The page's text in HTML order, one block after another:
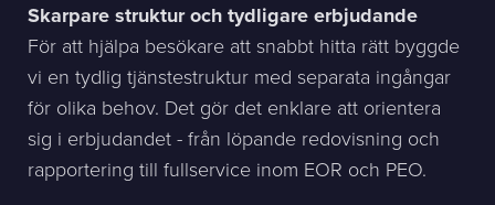
Skarpare struktur och tydligare erbjudande
För att hjälpa besökare att snabbt hitta rätt byggde
vi en tydlig tjänstestruktur med separata ingångar
för olika behov. Det gör det enklare att orientera
sig i erbjudandet - från löpande redovisning och
rapportering till fullservice inom EOR och PEO.